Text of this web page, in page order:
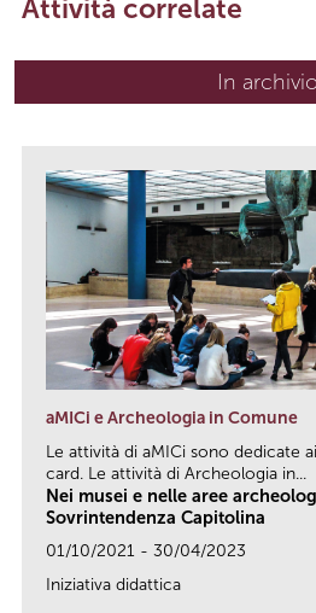
Attività correlate
In
aMICi e Archeologia in Comune
Le attività di aMICi sono dedicate
card. Le attività di Archeologia in...
Nei musei e nelle aree
Sovrintendenza Capitolina
01/10/2021 - 30/04/2023
Iniziativa didattica